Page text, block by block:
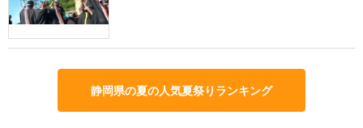
静岡県の夏の人気夏祭りランキング